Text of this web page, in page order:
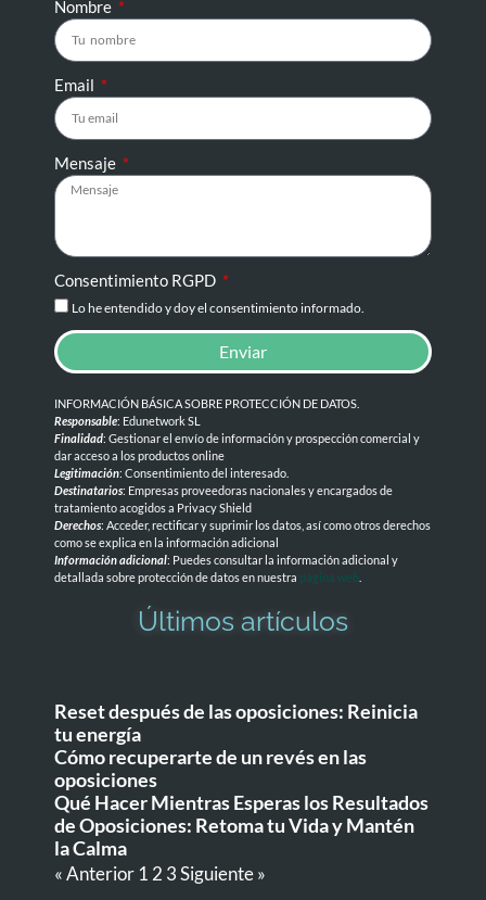
Nombre
Email
Mensaje
Consentimiento RGPD
Lo he entendido y doy el consentimiento informado.
Enviar
INFORMACIÓN BÁSICA SOBRE PROTECCIÓN DE DATOS
Responsable: Edunetwork SL
Finalidad: Gestionar el envío de información y prospección comercial y
dar acceso a los productos online
Legitimación: Consentimiento del interesado.
Destinatarios: Empresas proveedoras nacionales y encargados de
tratamiento acogidos a Privacy Shield
Derechos: Acceder, rectificar y suprimir los datos, así como otros derechos
como se explica en la información adicional
Información adicional: Puedes consultar la información adicional y
detallada sobre protección de datos en nuestra página web
Últimos artículos
Reset después de las oposiciones: Reinicia
tu energía
Cómo recuperarte de un revés en las
oposiciones
Qué Hacer Mientras Esperas los Resultados
de Oposiciones: Retoma tu Vida y Mantén
la Calma
« Anterior 1 2 3Siguiente »